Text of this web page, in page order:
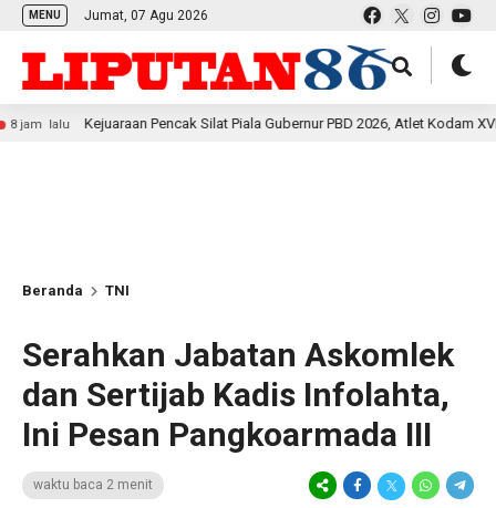
MENU Jumat, 07 Agu 2026
Kejuaraan Pencak Silat Piala Gubernur PBD 2026, Atlet Kodam XVIII
Beranda TNI
Serahkan Jabatan Askomlek
dan Sertijab Kadis Infolahta,
Ini Pesan Pangkoarmada III
waktu baca 2 menit